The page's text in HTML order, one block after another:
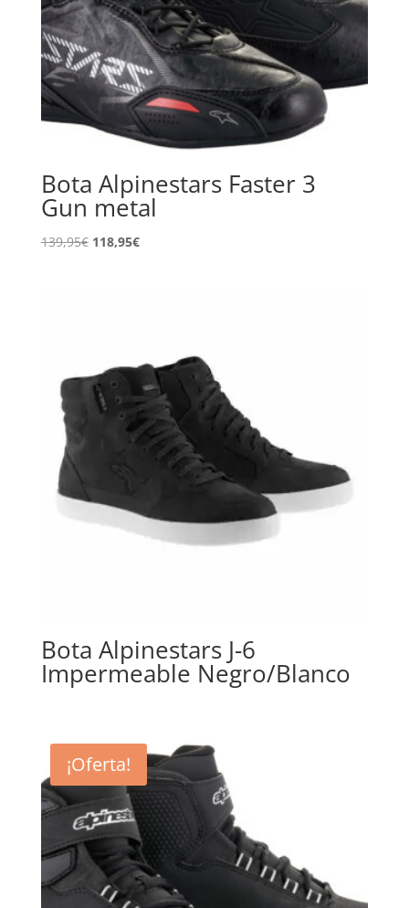
Bota Alpinestars Faster 3
Gun metal
139,95€ El
118,95€El
Bota Alpinestars J-6
Impermeable Negro/Blanco
¡Oferta!